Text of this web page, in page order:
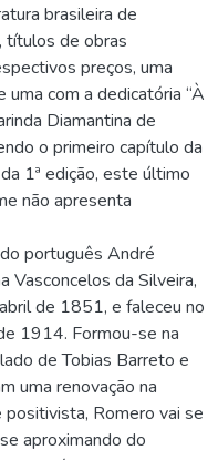
brasileira de
títulos de obras
preços, uma
com a dedicatória “À
Diamantina de
o primeiro capítulo da
1ª edição, este último
não apresenta
português André
Vasconcelos da Silveira,
de 1851, e faleceu no
1914. Formou-se na
de Tobias Barreto e
uma renovação na
Romero vai se
aproximando do